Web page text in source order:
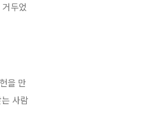
두었
을 만
사람